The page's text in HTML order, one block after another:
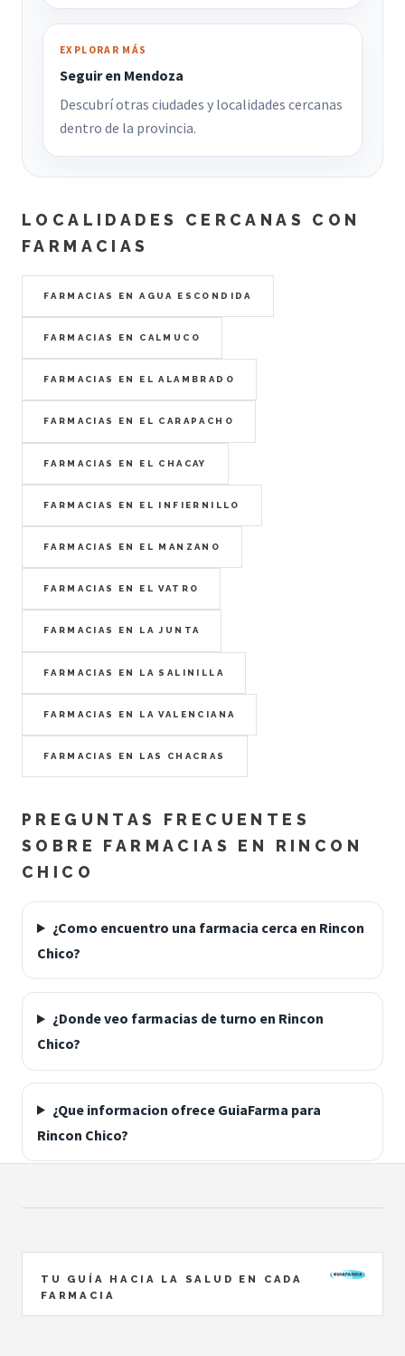
EXPLORAR MÁS
Seguir en Mendoza
Descubrí otras ciudades y localidades cercanas
dentro de la provincia.
LOCALIDADES CERCANAS CON
FARMACIAS
FARMACIAS EN AGUA ESCONDIDA
FARMACIAS EN CALMUCO
FARMACIAS EN EL ALAMBRADO
FARMACIAS EN EL CARAPACHO
FARMACIAS EN EL CHACAY
FARMACIAS EN EL INFIERNILLO
FARMACIAS EN EL MANZANO
FARMACIAS EN EL VATRO
FARMACIAS EN LA JUNTA
FARMACIAS EN LA SALINILLA
FARMACIAS EN LA VALENCIANA
FARMACIAS EN LAS CHACRAS
PREGUNTAS FRECUENTES
SOBRE FARMACIAS EN RINCON
CHICO
¿Como encuentro una farmacia cerca en Rincon
Chico?
¿Donde veo farmacias de turno en Rincon
Chico?
¿Que informacion ofrece GuiaFarma para
Rincon Chico?
TU GUÍA HACIA LA SALUD EN CADA
FARMACIA